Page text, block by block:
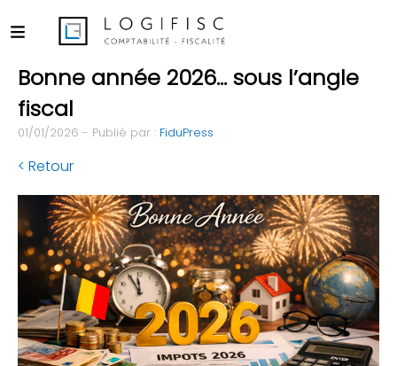
Bonne année 2026… sous l’angle
fiscal
01/01/2026 - Publié par : FiduPress
< Retour